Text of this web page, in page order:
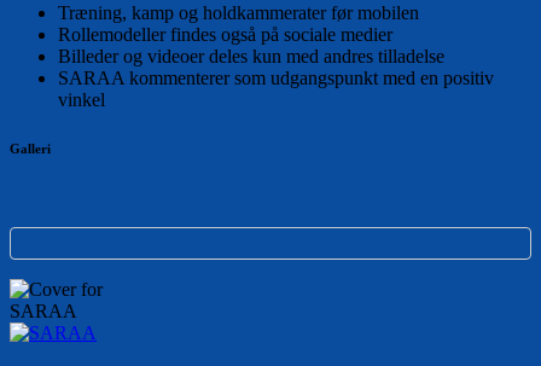
Træning, kamp og holdkammerater før mobilen
Rollemodeller findes også på sociale medier
Billeder og videoer deles kun med andres tilladelse
SARAA kommenterer som udgangspunkt med en positiv
vinkel
Galleri